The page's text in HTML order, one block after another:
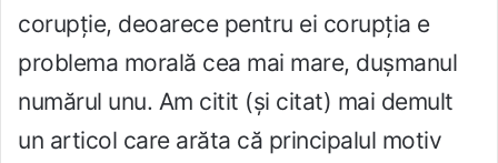
corupție, deoarece pentru ei corupția e
problema morală cea mai mare, dușmanul
numărul unu. Am citit (și citat) mai demult
un articol care arăta că principalul motiv